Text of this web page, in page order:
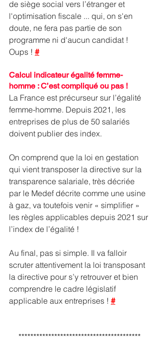
de siège social vers l’étranger et
l'optimisation fiscale ... qui, on s'en
doute, ne fera pas partie de son
programme ni d'aucun candidat !
Oups ! #
Calcul indicateur égalité femme-
homme : C’est compliqué ou pas !
La France est précurseur sur l’égalité
femme-homme. Depuis 2021, les
entreprises de plus de 50 salariés
doivent publier des index.
On comprend que la loi en gestation
qui vient transposer la directive sur la
transparence salariale, très décriée
par le Medef décrite comme une usine
à gaz, va toutefois venir « simplifier »
les règles applicables depuis 2021 sur
l’index de l’égalité !
Au final, pas si simple. Il va falloir
scruter attentivement la loi transposant
la directive pour s’y retrouver et bien
comprendre le cadre législatif
applicable aux entreprises ! #